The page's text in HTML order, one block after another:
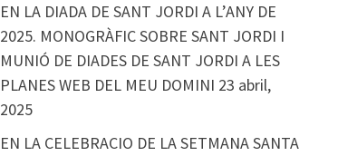
EN LA DIADA DE SANT JORDI A L’ANY DE
2025. MONOGRÀFIC SOBRE SANT JORDI I
MUNIÓ DE DIADES DE SANT JORDI A LES
PLANES WEB DEL MEU DOMINI 23 abril,
2025
EN LA CELEBRACIO DE LA SETMANA SANTA